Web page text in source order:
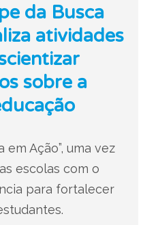
da Busca
atividades
sobre a
em Ação”, uma vez
escolas com o
para fortalecer